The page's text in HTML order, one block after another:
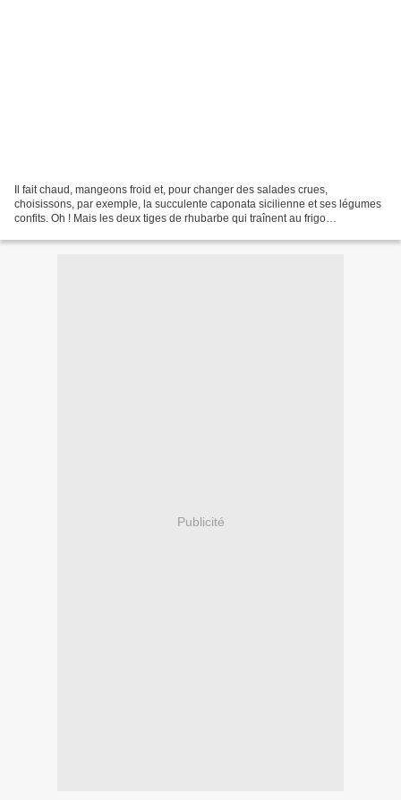
Il fait chaud, mangeons froid et, pour changer des salades crues,
choisissons, par exemple, la succulente caponata sicilienne et ses légumes
confits. Oh ! Mais les deux tiges de rhubarbe qui traînent au frigo
Publicité